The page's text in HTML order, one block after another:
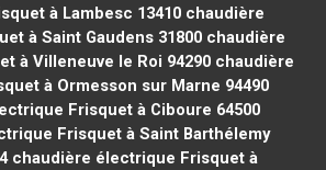
à Lambesc 13410chaudière
à Saint Gaudens 31800chaudière
à Villeneuve le Roi 94290chaudière
à Ormesson sur Marne 94490
Frisquet à Ciboure 64500
Frisquet à Saint Barthélemy
chaudière électrique Frisquet à